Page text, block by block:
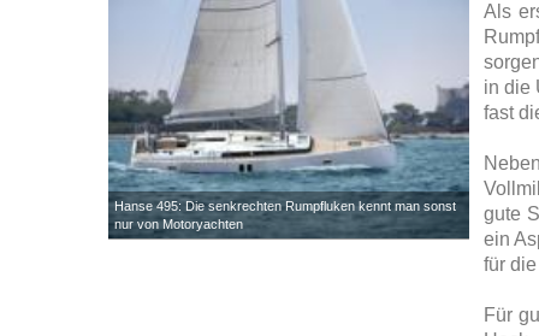
Hanse 495: Die senkrechten Rumpfluken kennt man sonst
nur von Motoryachten
Als
in die
fast
gute
ein
für
Für